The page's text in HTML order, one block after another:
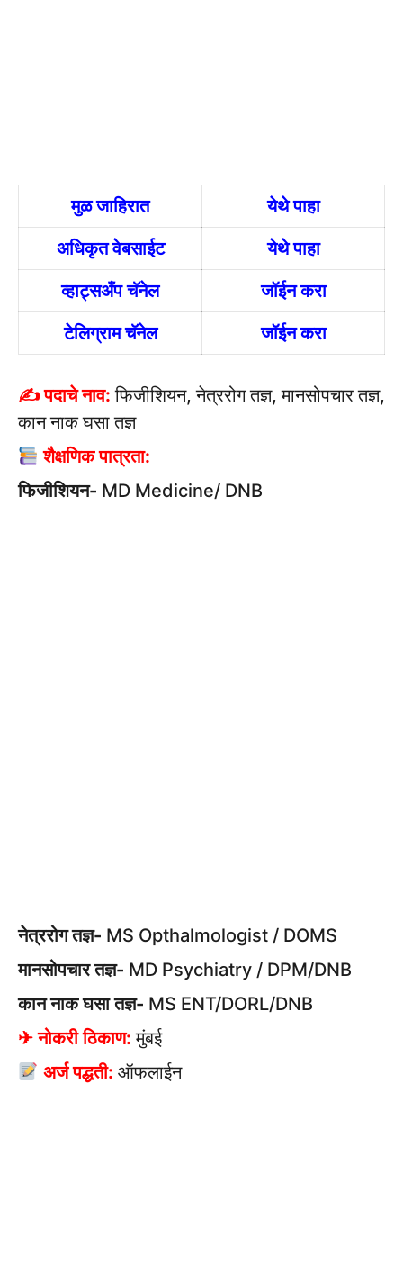
मुळ जाहिरात
येथे पाहा
अधिकृत वेबसाईट
येथे पाहा
व्हाट्सअँप चॅनेल
जॉईन करा
टेलिग्राम चॅनेल
जॉईन करा
✍ पदाचे नाव: फिजीशियन, नेत्ररोग तज्ञ, मानसोपचार तज्ञ,
कान नाक घसा तज्ञ
शैक्षणिक पात्रता:
फिजीशियन- MD Medicine/ DNB
नेत्ररोग तज्ञ- MS Opthalmologist / DOMS
मानसोपचार तज्ञ- MD Psychiatry / DPM/DNB
कान नाक घसा तज्ञ- MS ENT/DORL/DNB
✈ नोकरी ठिकाण: मुंबई
अर्ज पद्धती: ऑफलाईन